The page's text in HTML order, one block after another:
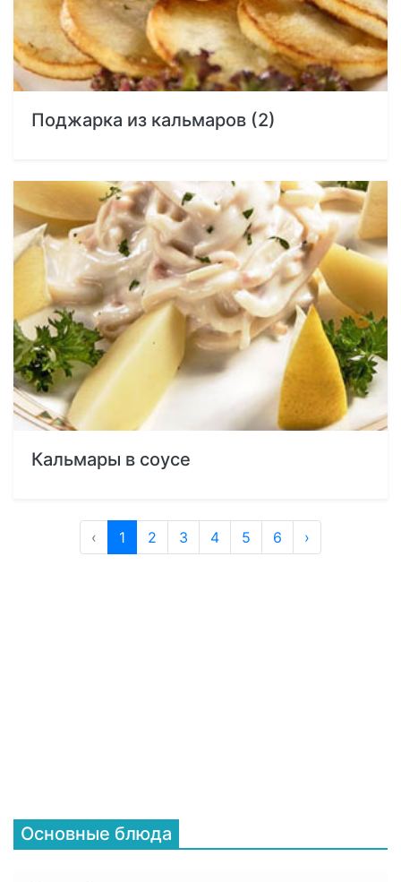
Поджарка из кальмаров (2)
Кальмары в соусе
‹ 1 2 3 4 5 6 ›
Основные блюда